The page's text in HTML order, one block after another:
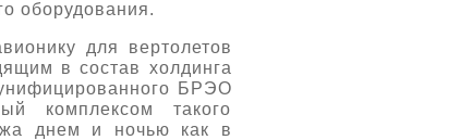
оборудования.
для вертолетов
в состав холдинга
БРЭО
комплексом такого
днем и ночью как в